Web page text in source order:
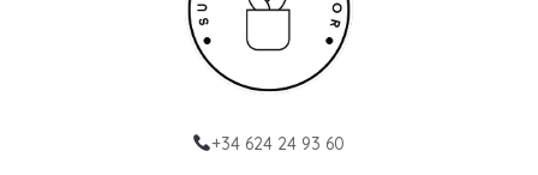
+34 624 24 93 60